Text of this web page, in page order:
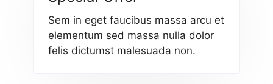
Sem in eget faucibus massa arcu et
elementum sed massa nulla dolor
felis dictumst malesuada non.